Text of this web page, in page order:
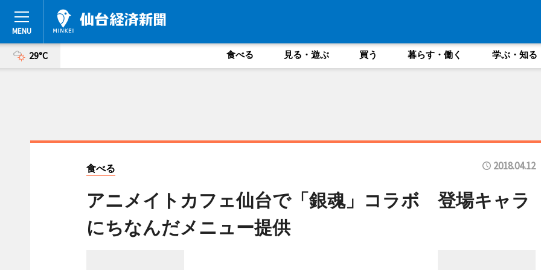
29°C 食べる 見る・遊ぶ 買う 暮らす・働く 学ぶ・知る
食べる 2018.04.12
アニメイトカフェ仙台で「銀魂」コラボ 登場キャラ
にちなんだメニュー提供